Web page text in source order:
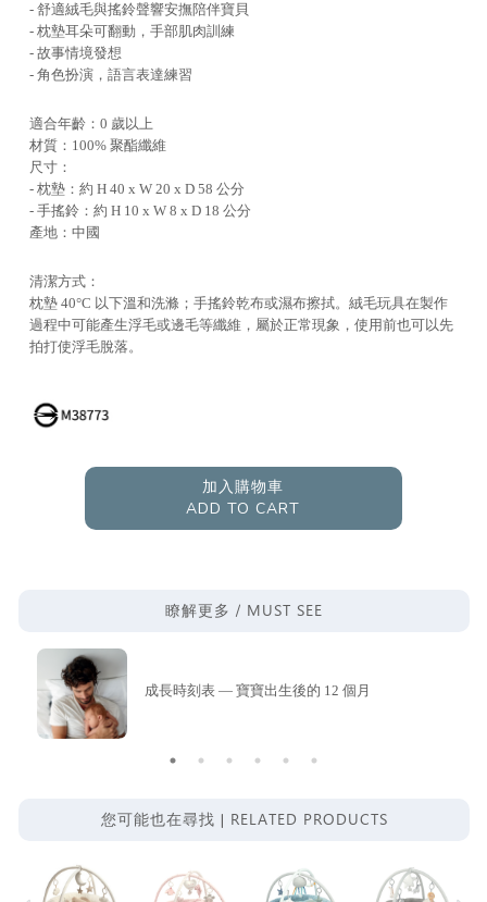
- 舒適絨毛與搖鈴聲響安撫陪伴寶貝
- 枕墊耳朵可翻動，手部肌肉訓練
- 故事情境發想
- 角色扮演，語言表達練習
適合年齡：0 歲以上
材質：100% 聚酯纖維
尺寸：
- 枕墊：約 H 40 x W 20 x D 58 公分
- 手搖鈴：約 H 10 x W 8 x D 18 公分
產地：中國
清潔方式：
枕墊 40°C 以下溫和洗滌；手搖鈴乾布或濕布擦拭。絨毛玩具在製作
過程中可能產生浮毛或邊毛等纖維，屬於正常現象，使用前也可以先
拍打使浮毛脫落。
加入購物車
ADD TO CART
瞭解更多 / MUST SEE
成長時刻表 — 寶寶出生後的 12 個月
您可能也在尋找 | RELATED PRODUCTS